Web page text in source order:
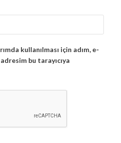
kullanılması için adım, e-
bu tarayıcıya